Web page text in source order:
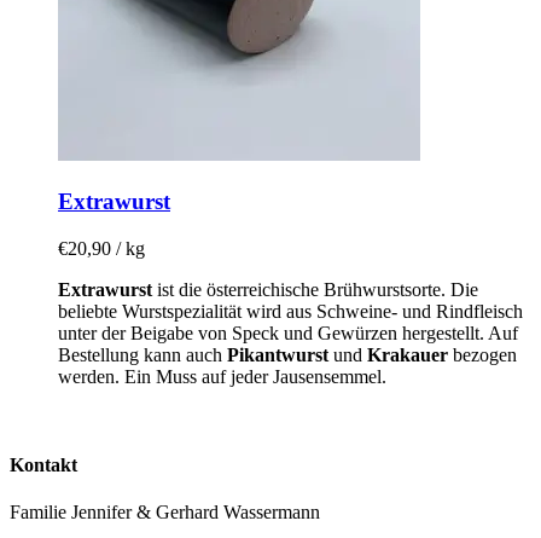
Extrawurst
€20,90 / kg
Extrawurst ist die österreichische Brühwurstsorte. Die
beliebte Wurstspezialität wird aus Schweine- und Rindfleisch
unter der Beigabe von Speck und Gewürzen hergestellt. Auf
Bestellung kann auch Pikantwurst und Krakauer bezogen
werden. Ein Muss auf jeder Jausensemmel.
Kontakt
Familie Jennifer & Gerhard Wassermann